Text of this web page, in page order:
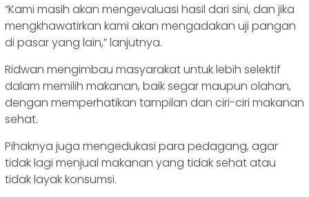
“Kami masih akan mengevaluasi hasil dari sini, dan jika
mengkhawatirkan kami akan mengadakan uji pangan
di pasar yang lain,” lanjutnya.
Ridwan mengimbau masyarakat untuk lebih selektif
dalam memilih makanan, baik segar maupun olahan,
dengan memperhatikan tampilan dan ciri-ciri makanan
sehat.
Pihaknya juga mengedukasi para pedagang, agar
tidak lagi menjual makanan yang tidak sehat atau
tidak layak konsumsi.